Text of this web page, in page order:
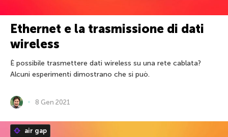
Ethernet e la trasmissione di dati
wireless
È possibile trasmettere dati wireless su una rete cablata?
Alcuni esperimenti dimostrano che si può.
8 Gen 2021
air gap